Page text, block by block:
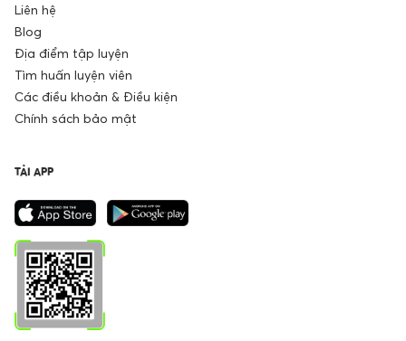
Liên hệ
Blog
Địa điểm tập luyện
Tìm huấn luyện viên
Các điều khoản & Điều kiện
Chính sách bảo mật
TẢI APP